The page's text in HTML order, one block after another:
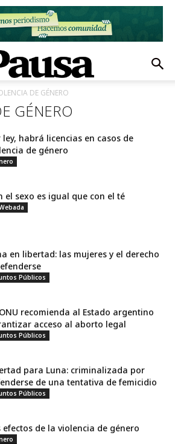
DE GÉNERO
GÉNERO
ley, habrá licencias en casos de
de género
el sexo es igual que con el té
en libertad: las mujeres y el derecho
Públicos
recomienda al Estado argentino
acceso al aborto legal
Públicos
para Luna: criminalizada por
de una tentativa de femicidio
Públicos
efectos de la violencia de género